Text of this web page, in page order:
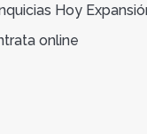
Hoy
online